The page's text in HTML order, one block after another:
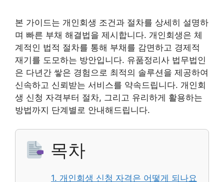
본 가이드는 개인회생 조건과 절차를 상세히 설명하
며 빠른 부채 해결법을 제시합니다. 개인회생은 체
계적인 법적 절차를 통해 부채를 감면하고 경제적
재기를 도모하는 방안입니다. 유품정리사 법무법인
은 다년간 쌓은 경험으로 최적의 솔루션을 제공하여
신속하고 신뢰받는 서비스를 약속드립니다. 개인회
생 신청 자격부터 절차, 그리고 유리하게 활용하는
방법까지 단계별로 안내해드립니다.
목차
1. 개인회생 신청 자격은 어떻게 되나요